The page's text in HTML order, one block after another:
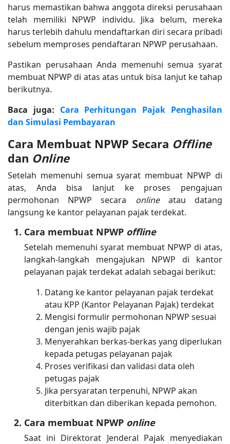
harus memastikan bahwa anggota direksi perusahaan
telah memiliki NPWP individu. Jika belum, mereka
harus terlebih dahulu mendaftarkan diri secara pribadi
sebelum memproses pendaftaran NPWP perusahaan.
Pastikan perusahaan Anda memenuhi semua syarat
membuat NPWP di atas atas untuk bisa lanjut ke tahap
berikutnya.
Baca juga: Cara Perhitungan Pajak Penghasilan
dan Simulasi Pembayaran
Cara Membuat NPWP Secara Offline
dan Online
Setelah memenuhi semua syarat membuat NPWP di
atas, Anda bisa lanjut ke proses pengajuan
permohonan NPWP secara online atau datang
langsung ke kantor pelayanan pajak terdekat.
Cara membuat NPWP offline
Setelah memenuhi syarat membuat NPWP di atas,
langkah-langkah mengajukan NPWP di kantor
pelayanan pajak terdekat adalah sebagai berikut:
Datang ke kantor pelayanan pajak terdekat
atau KPP (Kantor Pelayanan Pajak) terdekat
Mengisi formulir permohonan NPWP sesuai
dengan jenis wajib pajak
Menyerahkan berkas-berkas yang diperlukan
kepada petugas pelayanan pajak
Proses verifikasi dan validasi data oleh
petugas pajak
Jika persyaratan terpenuhi, NPWP akan
diterbitkan dan diberikan kepada pemohon.
Cara membuat NPWP online
Saat ini Direktorat Jenderal Pajak menyediakan